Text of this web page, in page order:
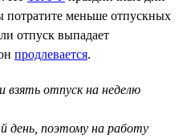
потратите меньше отпускных
отпуск выпадает
продлевается.
взять отпуск на неделю
день, поэтому на работу